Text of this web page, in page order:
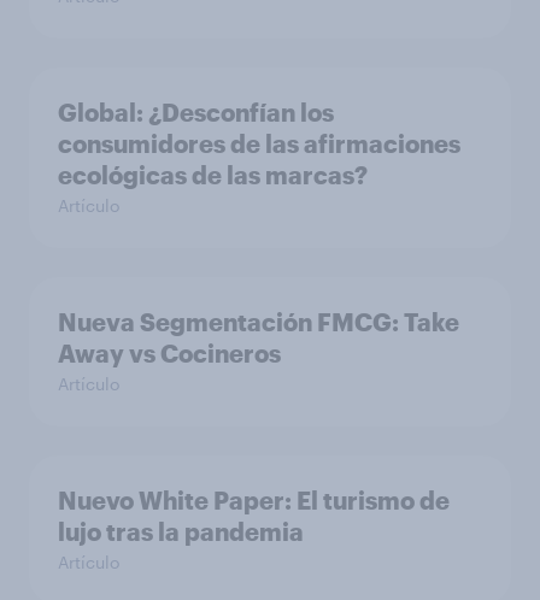
Global: ¿Desconfían los
consumidores de las afirmaciones
ecológicas de las marcas?
Artículo
Nueva Segmentación FMCG: Take
Away vs Cocineros
Artículo
Nuevo White Paper: El turismo de
lujo tras la pandemia
Artículo